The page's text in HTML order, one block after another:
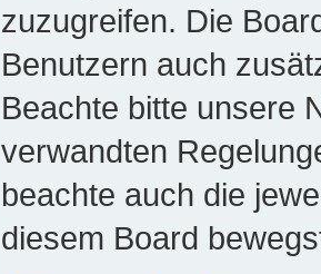
zuzugreifen. Die
Benutzern auch
Beachte bitte unsere
verwandten
beachte auch die
diesem Board